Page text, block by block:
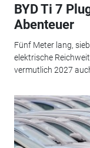
BYD Ti 7
Abenteuer
Fünf Meter lang,
elektrische
vermutlich 2027